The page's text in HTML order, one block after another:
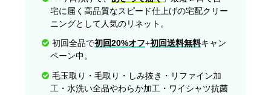
宅に届く高品質なスピード仕上げの宅配クリー
ニングとして人気のリネット。
初回全品で初回20%オフ+初回送料無料キャン
ペーン中。
毛玉取り・毛取り・しみ抜き・リファイン加
工・水洗い全品やわらか加工・ワイシャツ抗菌